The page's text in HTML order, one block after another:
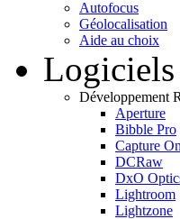
Autofocus
Géolocalisation
Aide au choix
Logiciels
Développement
Aperture
Bibble Pro
Capture
DCRaw
DxO
Lightroom
Lightzone